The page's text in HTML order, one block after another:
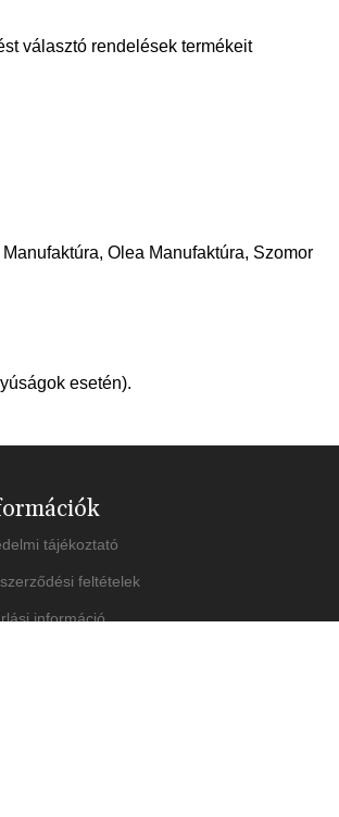
választó rendelések termékeit
Olea Manufaktúra, Szomor
esetén).
tájékoztató
feltételek
információ